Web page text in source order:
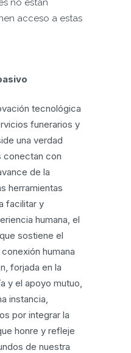
no están
acceso a estas
tecnológica
funerarios y
una verdad
conectan con
de la
herramientas
facilitar y
humana, el
sostiene el
humana
forjada en la
y el apoyo mutuo,
instancia,
por integrar la
honre y refleje
de nuestra